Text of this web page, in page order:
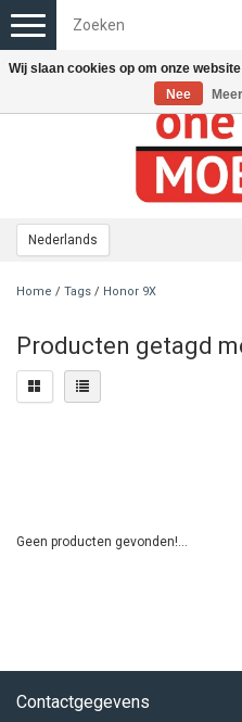
Nederlands
Toggle
navigation
Home / Tags / Honor 9X
Producten getagd
Geen producten gevonden!...
Contactgegevens
Wij slaan cookies op om onze
Nee